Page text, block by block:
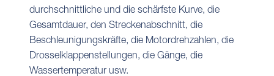
durchschnittliche und die schärfste Kurve, die
Gesamtdauer, den Streckenabschnitt, die
Beschleunigungskräfte, die Motordrehzahlen, die
Drosselklappenstellungen, die Gänge, die
Wassertemperatur usw.